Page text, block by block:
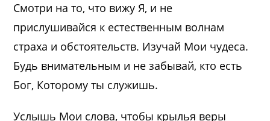
Смотри на то, что вижу Я, и не
прислушивайся к естественным волнам
страха и обстоятельств. Изучай Мои чудеса.
Будь внимательным и не забывай, кто есть
Бог, Которому ты служишь.
Услышь Мои слова, чтобы крылья веры